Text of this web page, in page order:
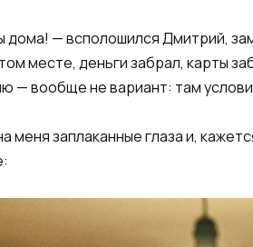
дома! — всполошился Дмитрий,
месте, деньги забрал, карты
— вообще не вариант: там
меня заплаканные глаза и,